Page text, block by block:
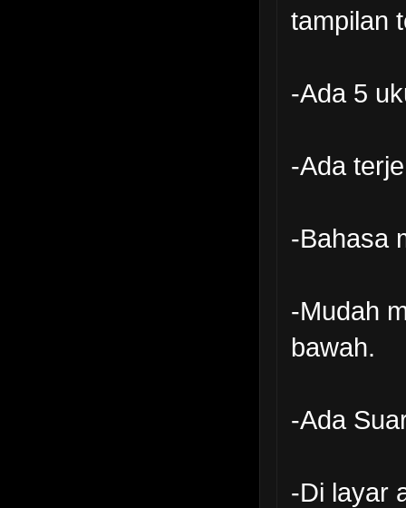
tampilan
-Ada 5
-Ada
-Bahasa
-Mudah
bawah.
-Ada
-Di layar